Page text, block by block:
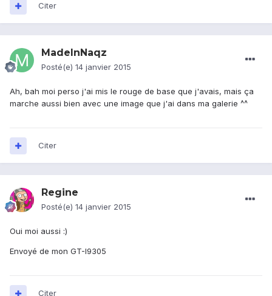
Citer
MadeInNaqz
Posté(e) 14 janvier 2015
Ah, bah moi perso j'ai mis le rouge de base que j'avais, mais ça
marche aussi bien avec une image que j'ai dans ma galerie ^^
Citer
Regine
Posté(e) 14 janvier 2015
Oui moi aussi :)
Envoyé de mon GT-I9305
Citer